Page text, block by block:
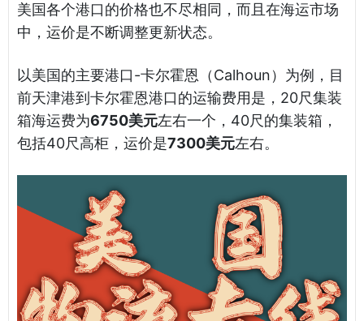
美国各个港口的价格也不尽相同，而且在海运市场
中，运价是不断调整更新状态。
以美国的主要港口-卡尔霍恩（Calhoun）为例，目
前天津港到卡尔霍恩港口的运输费用是，20尺集装
箱海运费为6750美元左右一个，40尺的集装箱，
包括40尺高柜，运价是7300美元左右。